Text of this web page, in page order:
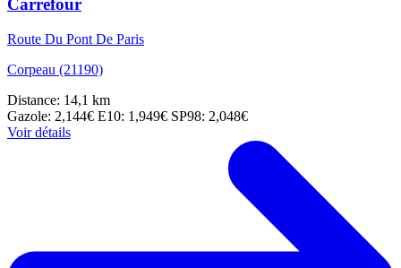
Carrefour
Route Du Pont De Paris
Corpeau (21190)
Distance: 14,1 km
Gazole: 2,144€ E10: 1,949€ SP98: 2,048€
Voir détails